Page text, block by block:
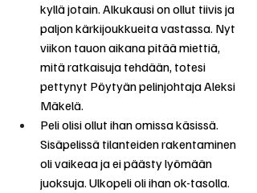
kyllä jotain. Alkukausi on ollut tiivis ja
paljon kärkijoukkueita vastassa. Nyt
viikon tauon aikana pitää miettiä,
mitä ratkaisuja tehdään, totesi
pettynyt Pöytyän pelinjohtaja Aleksi
Mäkelä.
Peli olisi ollut ihan omissa käsissä.
Sisäpelissä tilanteiden rakentaminen
oli vaikeaa ja ei päästy lyömään
juoksuja. Ulkopeli oli ihan ok-tasolla.